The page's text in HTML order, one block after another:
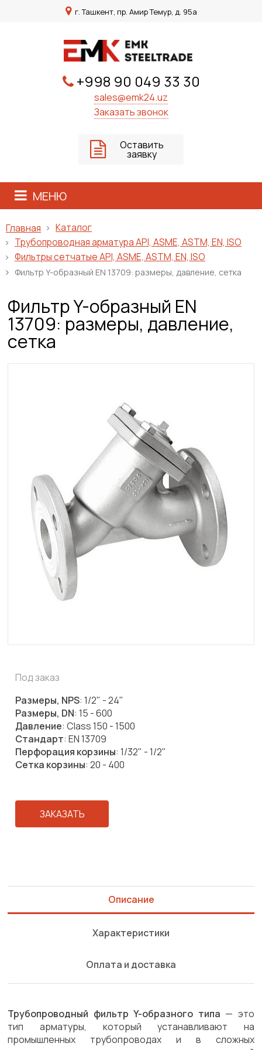
г. Ташкент, пр. Амир Темур, д. 95а
+998 90 049 33 30
sales@emk24.uz
Заказать звонок
Оставить
заявку
МЕНЮ
Главная
Каталог
Трубопроводная арматура API, ASME, ASTM, EN, ISO
Фильтры сетчатые API, ASME, ASTM, EN, ISO
Фильтр Y-образный EN 13709: размеры, давление, сетка
Фильтр Y-образный EN
13709: размеры, давление,
сетка
Под заказ
Размеры, NPS: 1/2" - 24"
Размеры, DN: 15 - 600
Давление: Class 150 - 1500
Стандарт: EN 13709
Перфорация корзины: 1/32" - 1/2"
Сетка корзины: 20 - 400
ЗАКАЗАТЬ
Описание
Характеристики
Оплата и доставка
Трубопроводный фильтр Y-образного типа — это
тип арматуры, который устанавливают на
промышленных трубопроводах и в сложных